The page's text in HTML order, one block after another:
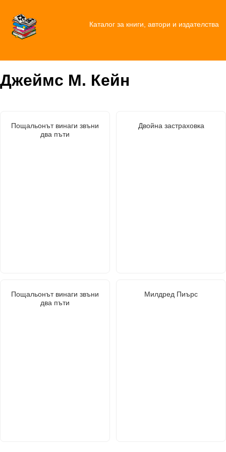
Каталог за книги, автори и издателства
Джеймс М. Кейн
Пощальонът винаги звъни
два пъти
Двойна застраховка
Пощальонът винаги звъни
два пъти
Милдред Пиърс